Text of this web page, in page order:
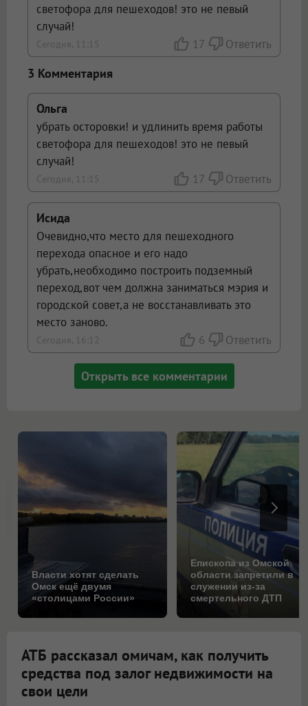
светофора для пешеходов! это не певый
случай!
Сегодня, 11:15 17 Ответить
3 Комментария
Ольга
убрать осторовки! и удлинить время работы
светофора для пешеходов! это не певый
случай!
Сегодня, 11:15 17 Ответить
Исида
Очевидно,что место для пешеходного
перехода опасное и его надо
убрать,необходимо построить подземный
переход,вот чем должна заниматься мэрия и
городской совет,а не восстанавливать это
место заново.
Сегодня, 16:12 6 Ответить
Открыть все комментарии
Власти хотят сделать
Омск ещё двумя
«столицами России»
Епископа из Омской
области запретили в
служении из-за
смертельного ДТП
АТБ рассказал омичам, как получить
средства под залог недвижимости на
свои цели